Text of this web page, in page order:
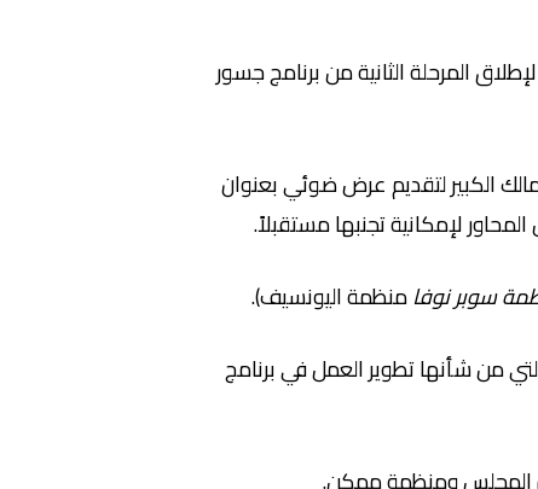
لإطلاق المرحلة الثانية من برنامج جسور
الكبير لتقديم عرض ضوئي بعنوان
سوبر نوفامنظمة اليونسيف).
من شأنها تطوير العمل في برنامج